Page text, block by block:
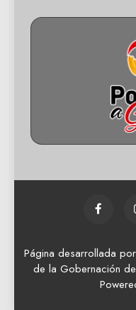
Página desarrollada
de la Gobernación